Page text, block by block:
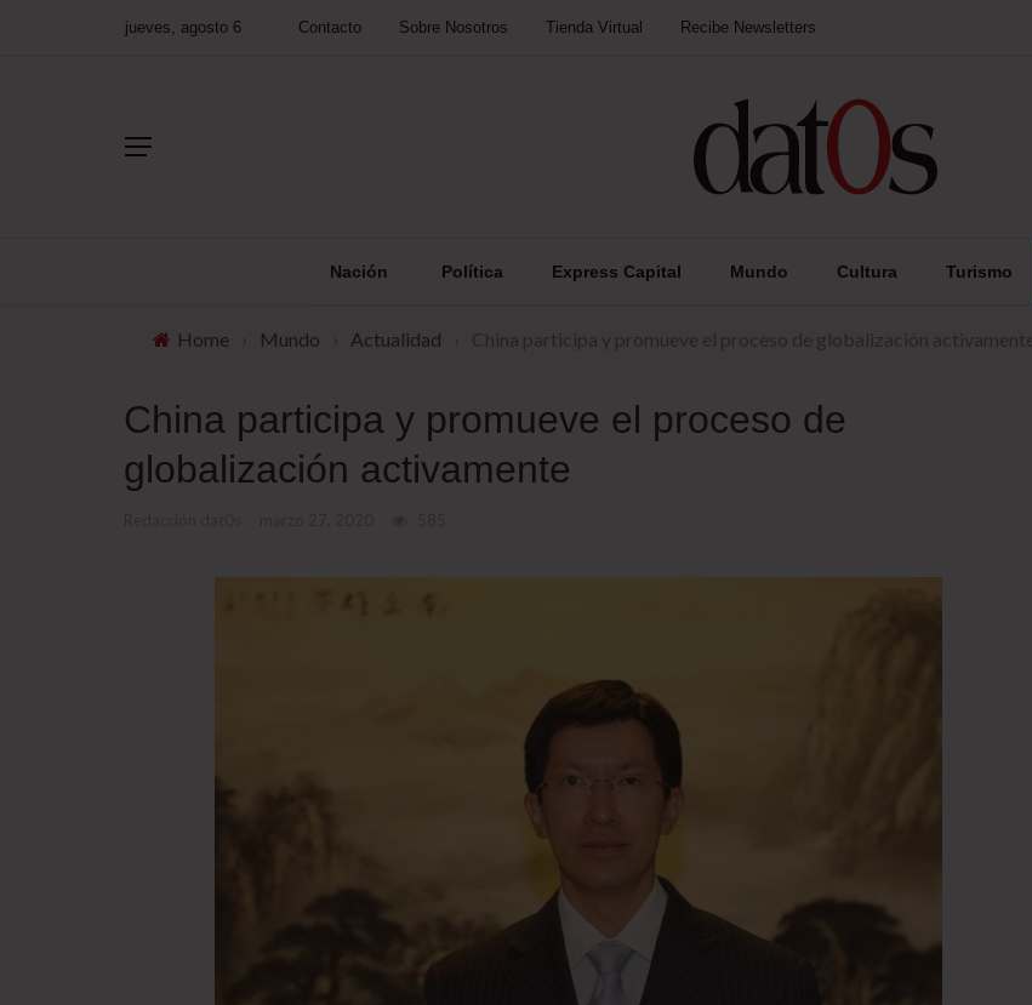
jueves, agosto 6 Contacto Sobre Nosotros Tienda Virtual Recibe Newsletters
Nación Política Express Capital Mundo Cultura Turismo
Home Mundo Actualidad
China participa y promueve el proceso de
globalización activamente